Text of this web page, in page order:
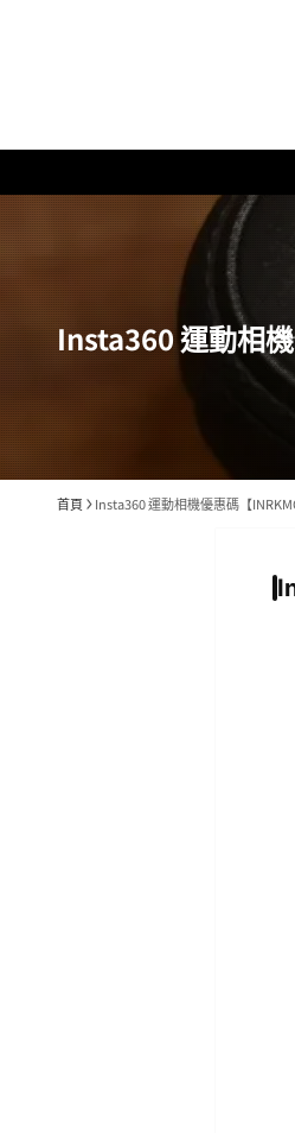
Insta360 運動相
首頁 Insta360 運動相機優惠碼【